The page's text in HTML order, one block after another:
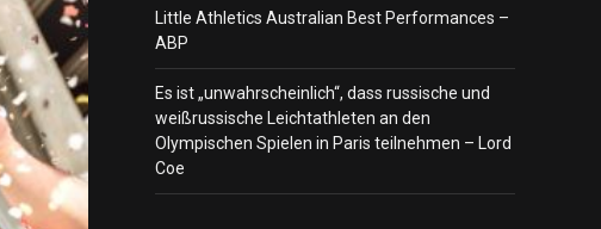
Little Athletics Australian Best Performances –
ABP
Es ist „unwahrscheinlich“, dass russische und
weißrussische Leichtathleten an den
Olympischen Spielen in Paris teilnehmen – Lord
Coe